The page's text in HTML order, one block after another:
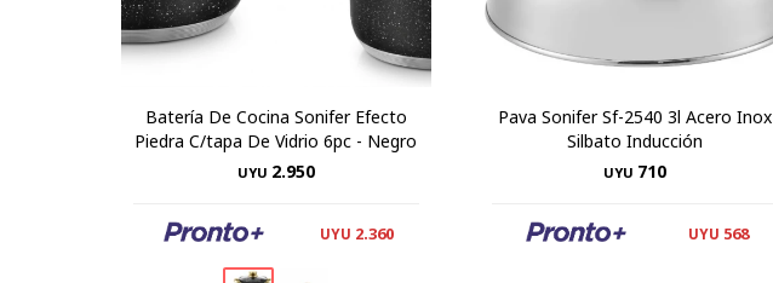
Batería De Cocina Sonifer Efecto
Piedra C/tapa De Vidrio 6pc - Negro
UYU 2.950
UYU 2.360
Pava Sonifer Sf-2540 3l Acero Inox
Silbato Inducción
UYU 710
UYU 568